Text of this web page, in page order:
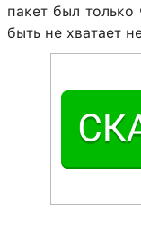
пакет был
быть не хватает